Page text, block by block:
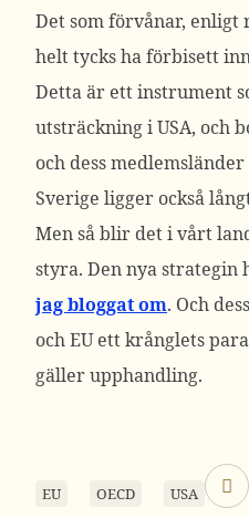
Det som förvånar,
helt tycks ha förbisett
Detta är ett instrument
utsträckning i USA, och
och dess
Sverige ligger också
Men så blir det i vårt
styra. Den nya strategin
jag bloggat om. Och
och EU ett krånglets
gäller upphandling.
EU OECD USA